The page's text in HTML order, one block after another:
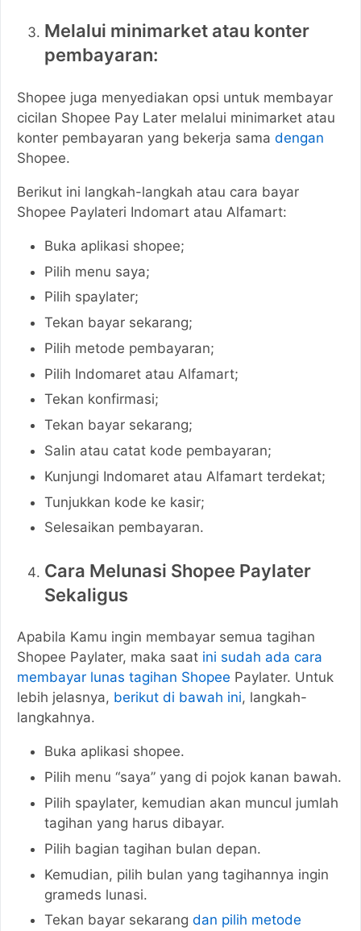
Melalui minimarket atau konter
pembayaran:
Shopee juga menyediakan opsi untuk membayar
cicilan Shopee Pay Later melalui minimarket atau
konter pembayaran yang bekerja sama dengan
Shopee.
Berikut ini langkah-langkah atau cara bayar
Shopee Paylateri Indomart atau Alfamart:
Buka aplikasi shopee;
Pilih menu saya;
Pilih spaylater;
Tekan bayar sekarang;
Pilih metode pembayaran;
Pilih Indomaret atau Alfamart;
Tekan konfirmasi;
Tekan bayar sekarang;
Salin atau catat kode pembayaran;
Kunjungi Indomaret atau Alfamart terdekat;
Tunjukkan kode ke kasir;
Selesaikan pembayaran.
Cara Melunasi Shopee Paylater
Sekaligus
Apabila Kamu ingin membayar semua tagihan
Shopee Paylater, maka saat ini sudah ada cara
membayar lunas tagihan Shopee Paylater. Untuk
lebih jelasnya, berikut di bawah ini, langkah-
langkahnya.
Buka aplikasi shopee.
Pilih menu “saya” yang di pojok kanan bawah.
Pilih spaylater, kemudian akan muncul jumlah
tagihan yang harus dibayar.
Pilih bagian tagihan bulan depan.
Kemudian, pilih bulan yang tagihannya ingin
grameds lunasi.
Tekan bayar sekarang dan pilih metode